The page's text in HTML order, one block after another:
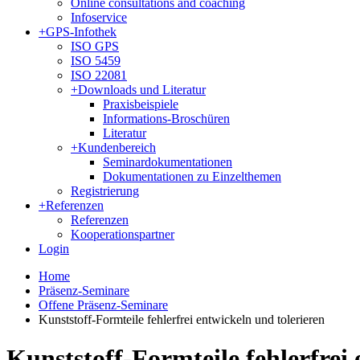
Online consultations and coaching
Infoservice
+GPS-Infothek
ISO GPS
ISO 5459
ISO 22081
+Downloads und Literatur
Praxisbeispiele
Informations-Broschüren
Literatur
+Kundenbereich
Seminardokumentationen
Dokumentationen zu Einzelthemen
Registrierung
+Referenzen
Referenzen
Kooperationspartner
Login
Home
Präsenz-Seminare
Offene Präsenz-Seminare
Kunststoff-Formteile fehlerfrei entwickeln und tolerieren